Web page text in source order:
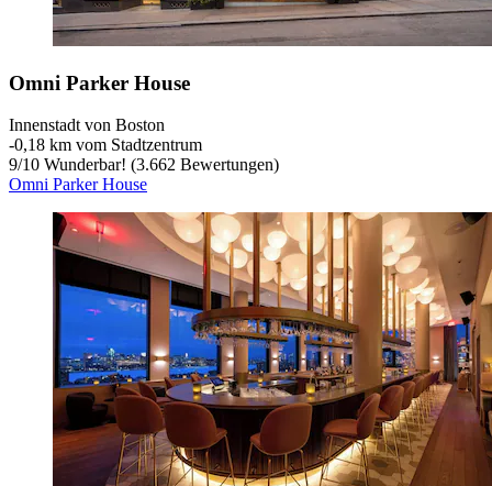
Omni Parker House
Innenstadt von Boston
‐0,18 km vom Stadtzentrum
9/10 Wunderbar! (3.662 Bewertungen)
Omni Parker House